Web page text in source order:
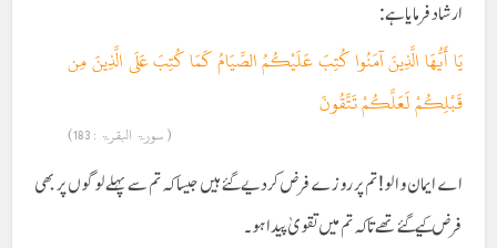
ارشاد فرمایا ہے:
يَا أَيُّهَا الَّذِينَ آمَنُوا كُتِبَ عَلَيْكُمُ الصِّيَامُ كَمَا كُتِبَ عَلَى الَّذِينَ مِن
قَبْلِكُمْ لَعَلَّكُمْ تَتَّقُونَ
( سورۃ البقرۃ : 183)
اے ایمان والو! تم پر روزے فرض کردیے گئے ہیں جیسا کہ تم سے پہلے لوگوں پر بھی
فرض کیے گئے تھے تاکہ تم میں تقویٰ پیدا ہو۔